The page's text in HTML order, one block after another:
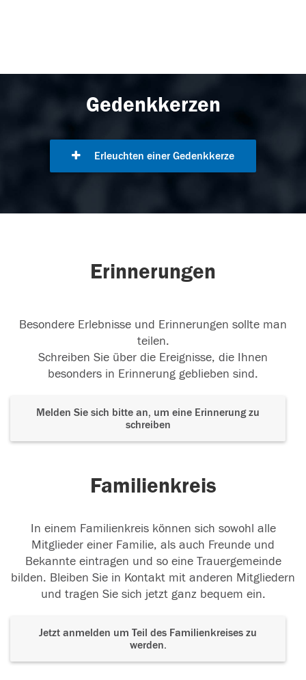
Gedenkkerzen
Erleuchten einer Gedenkkerze
Erinnerungen
Besondere Erlebnisse und Erinnerungen sollte man
teilen.
Schreiben Sie über die Ereignisse, die Ihnen
besonders in Erinnerung geblieben sind.
Melden Sie sich bitte an, um eine Erinnerung zu
schreiben
Familienkreis
In einem Familienkreis können sich sowohl alle
Mitglieder einer Familie, als auch Freunde und
Bekannte eintragen und so eine Trauergemeinde
bilden. Bleiben Sie in Kontakt mit anderen Mitgliedern
und tragen Sie sich jetzt ganz bequem ein.
Jetzt anmelden um Teil des Familienkreises zu
werden.